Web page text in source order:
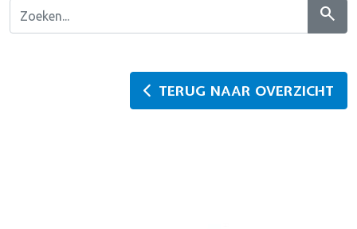
search
TERUG NAAR OVERZICHT